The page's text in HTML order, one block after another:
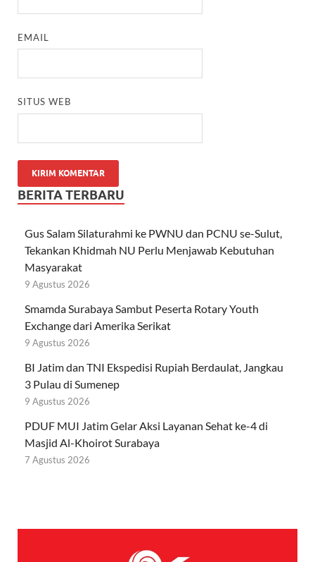
EMAIL
SITUS WEB
BERITA TERBARU
Gus Salam Silaturahmi ke PWNU dan PCNU se-Sulut,
Tekankan Khidmah NU Perlu Menjawab Kebutuhan
Masyarakat
9 Agustus 2026
Smamda Surabaya Sambut Peserta Rotary Youth
Exchange dari Amerika Serikat
9 Agustus 2026
BI Jatim dan TNI Ekspedisi Rupiah Berdaulat, Jangkau
3 Pulau di Sumenep
9 Agustus 2026
PDUF MUI Jatim Gelar Aksi Layanan Sehat ke-4 di
Masjid Al-Khoirot Surabaya
7 Agustus 2026